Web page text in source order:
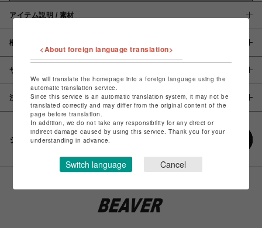
アイテム説明 / 素材
概要
サイズ
注意事項
シェアする
<About foreign language translation>
We will translate the homepage into a foreign language using the
automatic translation service.
Since this service is an automatic translation system, it may not be
translated correctly and may differ from the original content of the
page before translation.
In addition, we do not take any responsibility for any direct or
indirect damage caused by using this service. Thank you for your
understanding in advance.
Switch language Cancel